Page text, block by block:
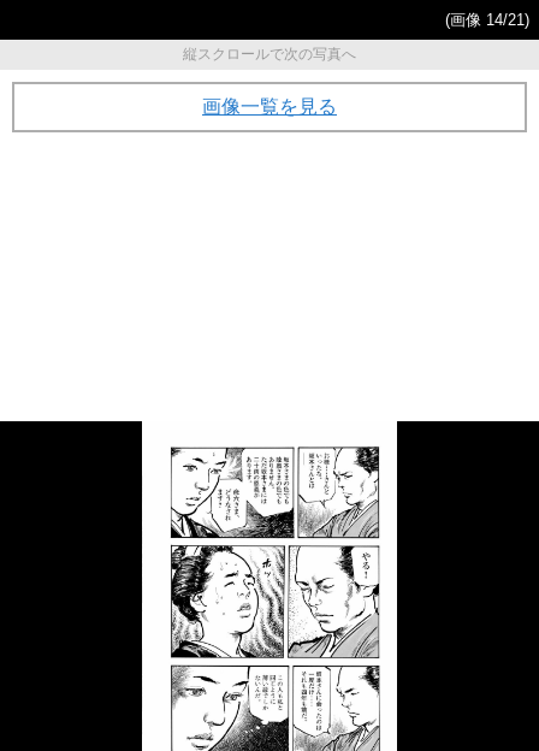
(画像 14/21)
縦スクロールで次の写真へ
画像一覧を見る